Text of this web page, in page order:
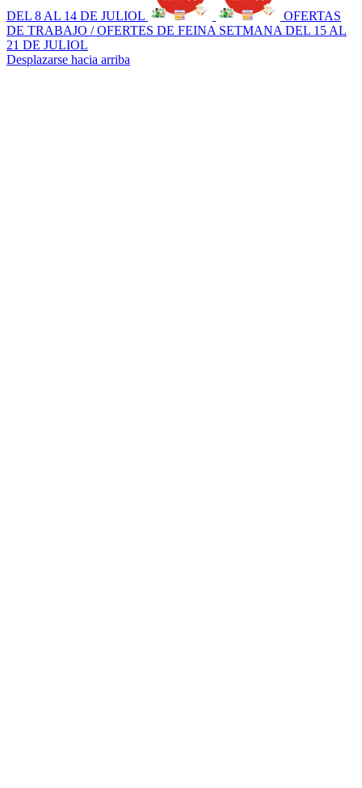
DEL 8 AL 14 DE JULIOL
OFERTAS
DE TRABAJO / OFERTES DE FEINA SETMANA DEL 15 AL
21 DE JULIOL
Desplazarse hacia arriba